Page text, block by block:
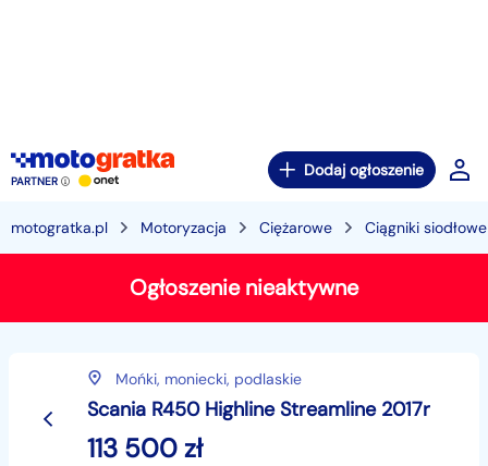
PARTNER
Dodaj ogłoszenie
motogratka.pl Motoryzacja Ciężarowe Ciągniki siodłowe
Ogłoszenie nieaktywne
Mońki, moniecki, podlaskie
Scania R450 Highline Streamline 2017r
113 500zł